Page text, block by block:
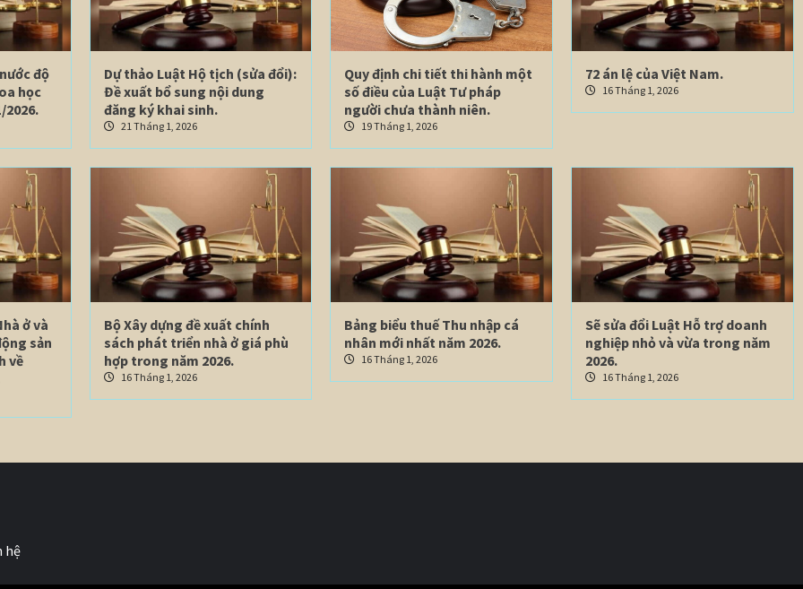
độ
học
2026.
Dự thảo Luật Hộ tịch (sửa đổi):
Đề xuất bổ sung nội dung
đăng ký khai sinh.
21 Tháng 1, 2026
Quy định chi tiết thi hành một
số điều của Luật Tư pháp
người chưa thành niên.
19 Tháng 1, 2026
72 án lệ của Việt Nam.
16 Tháng 1, 2026
ở và
sản
về
Bộ Xây dựng đề xuất chính
sách phát triển nhà ở giá phù
hợp trong năm 2026.
16 Tháng 1, 2026
Bảng biểu thuế Thu nhập cá
nhân mới nhất năm 2026.
16 Tháng 1, 2026
Sẽ sửa đổi Luật Hỗ trợ doanh
nghiệp nhỏ và vừa trong năm
2026.
16 Tháng 1, 2026
hệ